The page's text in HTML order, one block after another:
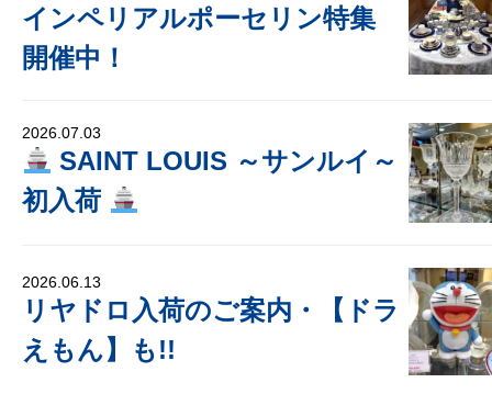
インペリアルポーセリン特集
開催中！
2026.07.03
SAINT LOUIS ～サンルイ～
初入荷
2026.06.13
リヤドロ入荷のご案内・【ドラ
えもん】も!!